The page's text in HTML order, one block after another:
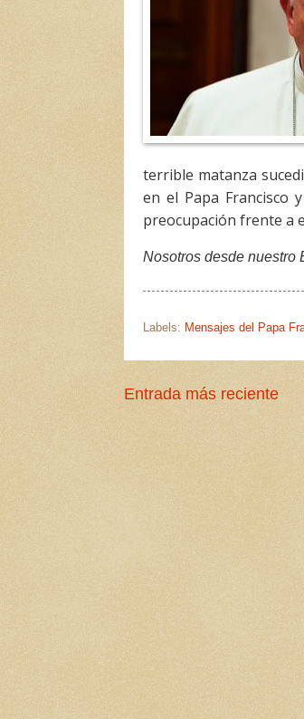
terrible matanza
en el Papa Francisco
preocupación frente a
Nosotros desde nuestro
Labels: Mensajes del Papa
Entrada más reciente